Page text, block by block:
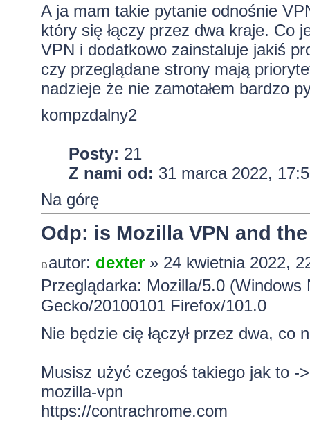
A ja mam takie pytanie odnośnie
który się łączy przez dwa kraje. Co
VPN i dodatkowo zainstaluje jakiś
czy przeglądane strony mają
nadzieje że nie zamotałem bardzo
kompzdalny2
Posty: 21
Z nami od: 31 marca 2022,
Na górę
Odp: is Mozilla VPN and
autor: dexter» 24 kwietnia 2022,
Przeglądarka: Mozilla/5.0
Gecko/20100101 Firefox/101.0
Nie będzie cię łączył przez dwa,
Musisz użyć czegoś takiego jak to -
mozilla-vpn
https://contrachrome.com